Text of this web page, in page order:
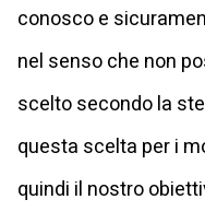
conosco e
nel senso che non
scelto secondo la
questa scelta per i
quindi il nostro